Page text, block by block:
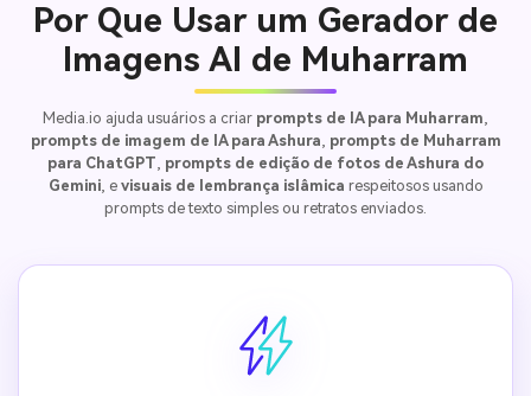
Por Que Usar um Gerador de
Imagens AI de Muharram
Media.io ajuda usuários a criar prompts de IA para Muharram
prompts de imagem de IA para Ashura prompts de Muharram
para ChatGPT prompts de edição de fotos de Ashura do
Gemini, e visuais de lembrança islâmica respeitosos usando
prompts de texto simples ou retratos enviados.